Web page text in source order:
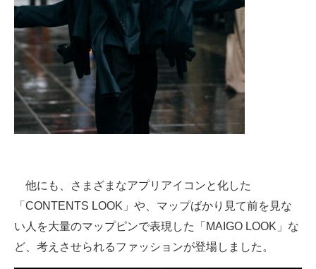
他にも、さまざまなアプリアイコンと化した
「CONTENTS LOOK」や、マップばかり見て前を見な
い人を大量のマップピンで表現した「MAIGO LOOK」な
ど、考えさせられるファッションが登場しました。